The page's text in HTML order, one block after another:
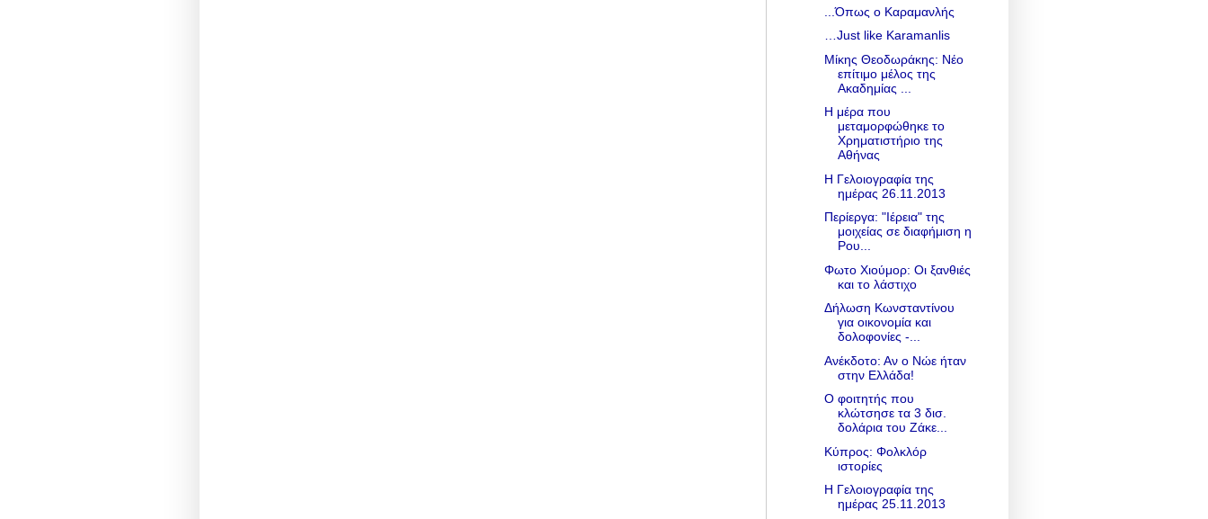
...Όπως ο Καραμανλής
…Just like Karamanlis
Μίκης Θεοδωράκης: Νέο
επίτιμο μέλος της
Ακαδημίας ...
Η μέρα που
μεταμορφώθηκε το
Χρηματιστήριο της
Αθήνας
Η Γελοιογραφία της
ημέρας 26.11.2013
Περίεργα: "Ιέρεια" της
μοιχείας σε διαφήμιση η
Ρου...
Φωτο Χιούμορ: Οι ξανθιές
και το λάστιχο
Δήλωση Κωνσταντίνου
για οικονομία και
δολοφονίες -...
Ανέκδοτο: Αν ο Νώε ήταν
στην Ελλάδα!
Ο φοιτητής που
κλώτσησε τα 3 δισ.
δολάρια του Ζάκε...
Κύπρος: Φολκλόρ
ιστορίες
Η Γελοιογραφία της
ημέρας 25.11.2013